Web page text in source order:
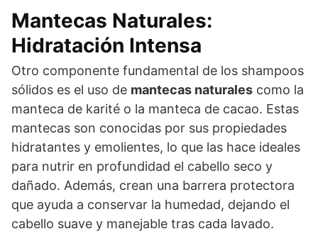
Mantecas Naturales:
Hidratación Intensa
Otro componente fundamental de los shampoos
sólidos es el uso de mantecas naturales como la
manteca de karité o la manteca de cacao. Estas
mantecas son conocidas por sus propiedades
hidratantes y emolientes, lo que las hace ideales
para nutrir en profundidad el cabello seco y
dañado. Además, crean una barrera protectora
que ayuda a conservar la humedad, dejando el
cabello suave y manejable tras cada lavado.